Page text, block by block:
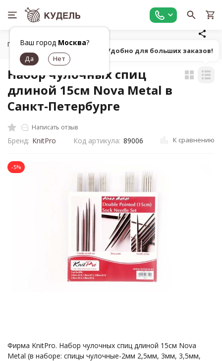
Ваш город Москва?
Главная Все для вязания
Набор чулочных спиц
длиной 15см Nova Metal в
Санкт-Петербурге
Написать отзыв
Бренд: KnitPro Код артикула: 89006 К сравнению
-5%
Фирма KnitPro. Набор чулочных спиц длиной 15см Nova
Metal (в наборе: спицы чулочные-2мм 2,5мм, 3мм, 3,5мм,
Попробуй! Удобно для больших заказов!